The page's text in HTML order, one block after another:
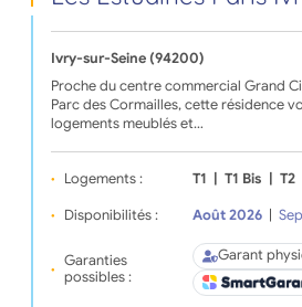
Ivry-sur-Seine (94200)
Proche du centre commercial Grand
Parc des Cormailles, cette résidence
logements meublés et…
Logements : T1 T1 Bis T2
Disponibilités : Août 2026
Garanties
possibles :
Garant